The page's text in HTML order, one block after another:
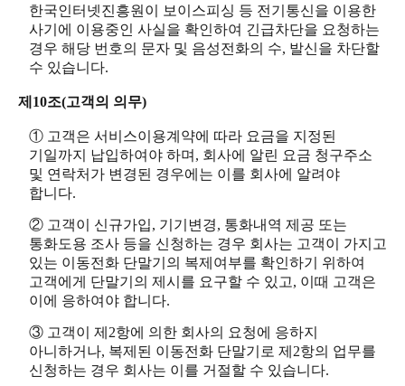
한국인터넷진흥원이 보이스피싱 등 전기통신을 이용한
사기에 이용중인 사실을 확인하여 긴급차단을 요청하는
경우 해당 번호의 문자 및 음성전화의 수, 발신을 차단할
수 있습니다.
제10조(고객의 의무)
① 고객은 서비스이용계약에 따라 요금을 지정된
기일까지 납입하여야 하며, 회사에 알린 요금 청구주소
및 연락처가 변경된 경우에는 이를 회사에 알려야
합니다.
② 고객이 신규가입, 기기변경, 통화내역 제공 또는
통화도용 조사 등을 신청하는 경우 회사는 고객이 가지고
있는 이동전화 단말기의 복제여부를 확인하기 위하여
고객에게 단말기의 제시를 요구할 수 있고, 이때 고객은
이에 응하여야 합니다.
③ 고객이 제2항에 의한 회사의 요청에 응하지
아니하거나, 복제된 이동전화 단말기로 제2항의 업무를
신청하는 경우 회사는 이를 거절할 수 있습니다.